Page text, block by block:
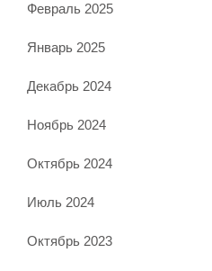
Февраль 2025
Январь 2025
Декабрь 2024
Ноябрь 2024
Октябрь 2024
Июль 2024
Октябрь 2023